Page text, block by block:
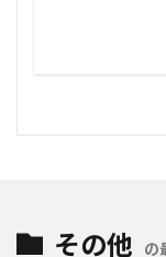
その他 の